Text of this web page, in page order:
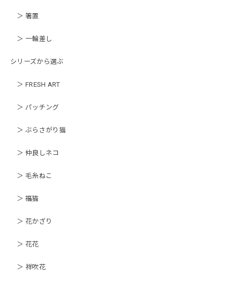
＞ 箸置
＞ 一輪差し
シリーズから選ぶ
＞ FRESH ART
＞ パッチング
＞ ぶらさがり猫
＞ 仲良しネコ
＞ 毛糸ねこ
＞ 福猫
＞ 花かざり
＞ 花花
＞ 祥吹花